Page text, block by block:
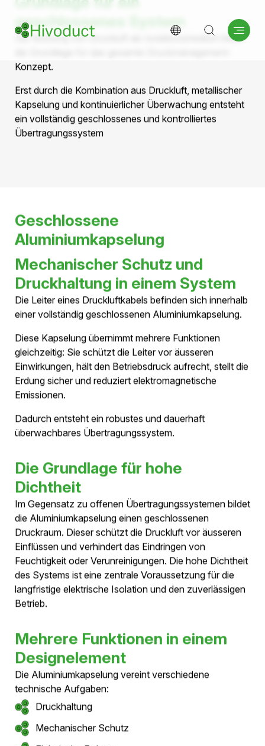
Druckmonitoring von
Druckluftkabeln
Druckluftkabel nutzen trockene Druckluft als
elektrisches Isolationsmedium. Damit die Isolation
dauerhaft zuverlässig funktioniert, werden die Systeme
als geschlossene und kontinuierlich überwachte
Drucksysteme ausgeführt.
Die Kombination aus metallischer Kapselung,
integrierter Drucküberwachung und hoher Dichtheit
ermöglicht eine transparente Zustandsüberwachung
und unterstützt einen sicheren Betrieb über Jahrzehnte.
Die Anforderungen an moderne
Stromnetze wachsen
Mit dem Ausbau erneuerbarer Energien, der
zunehmenden Elektrifizierung und steigenden
Anforderungen an die Versorgungssicherheit gewinnen
Zuverlässigkeit und Zustandsüberwachung von
Druckluftkabel nutzen trockene Druckluft als
Isolationsmedium innerhalb einer vollständig
metallischen Kapselung. Die dauerhafte Überwachung
des Systemdrucks ermöglicht eine kontinuierliche
Zustandsbewertung und unterstützt einen sicheren und
effizienten Betrieb über die gesamte Lebensdauer.
Diese Seite erläutert die Grundlagen von Dichtheit und